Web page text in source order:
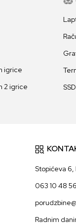
igrice
2 igrice
Stopićeva
063 10 48
Radnim